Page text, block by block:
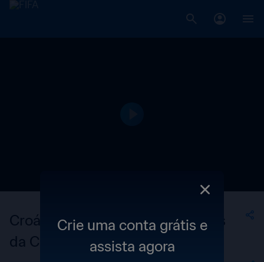
Crie uma conta grátis e
assista agora
Croácia | Os gols mais marcantes
da Copa do Mundo FIFA